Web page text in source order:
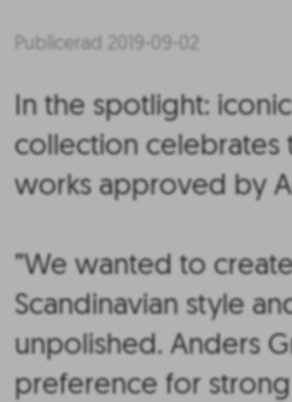
Publicerad 2019-09-02
In the spotlight:
collection celebrates
works approved by
”We wanted to
Scandinavian style
unpolished. Anders
preference for